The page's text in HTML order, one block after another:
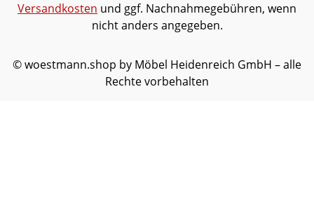
Versandkosten und ggf. Nachnahmegebühren, wenn
nicht anders angegeben.
© woestmann.shop by Möbel Heidenreich GmbH – alle
Rechte vorbehalten